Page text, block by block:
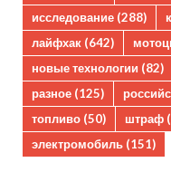
исследование (288)
лайфхак (642)
новые технологии (82)
разное (125)
топливо (50) штраф
электромобиль (151)